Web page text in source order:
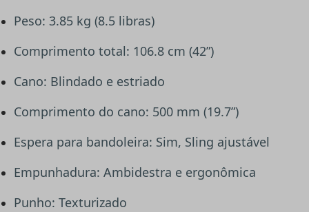
Peso: 3.85 kg (8.5 libras)
Comprimento total: 106.8 cm (42”)
Cano: Blindado e estriado
Comprimento do cano: 500 mm (19.7”)
Espera para bandoleira: Sim, Sling ajustável
Empunhadura: Ambidestra e ergonômica
Punho: Texturizado